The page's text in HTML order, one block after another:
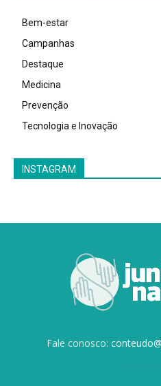
Bem-estar
Campanhas
Destaque
Medicina
Prevenção
Tecnologia e Inovação
INSTAGRAM
Fale conosco: